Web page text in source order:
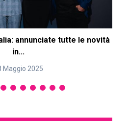
annunciate tutte le novità
in...
Maggio 2025